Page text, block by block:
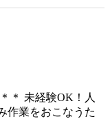
＊ 未経験OK！人
作業をおこなうた